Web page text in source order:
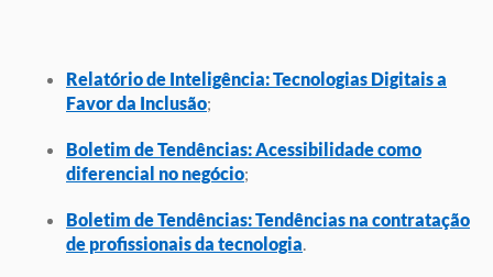
Relatório de Inteligência: Tecnologias Digitais a
Favor da Inclusão;
Boletim de Tendências: Acessibilidade como
diferencial no negócio;
Boletim de Tendências: Tendências na contratação
de profissionais da tecnologia.